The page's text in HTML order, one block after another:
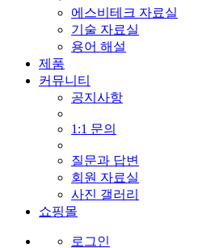
에스비테크 자료실
기술 자료실
용어 해설
제품
커뮤니티
공지사항
1:1 문의
질문과 답변
회원 자료실
사진 갤러리
쇼핑몰
로그인